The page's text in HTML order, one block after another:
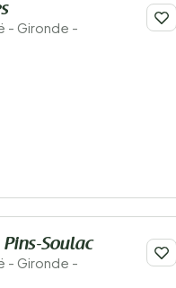
- Gironde -
Soulac
- Gironde -